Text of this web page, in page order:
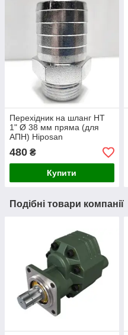
Перехідник на шланг НТ
1" Ø 38 мм пряма (для
АПН) Hiposan
480 ₴
Купити
Подібні товари компанії